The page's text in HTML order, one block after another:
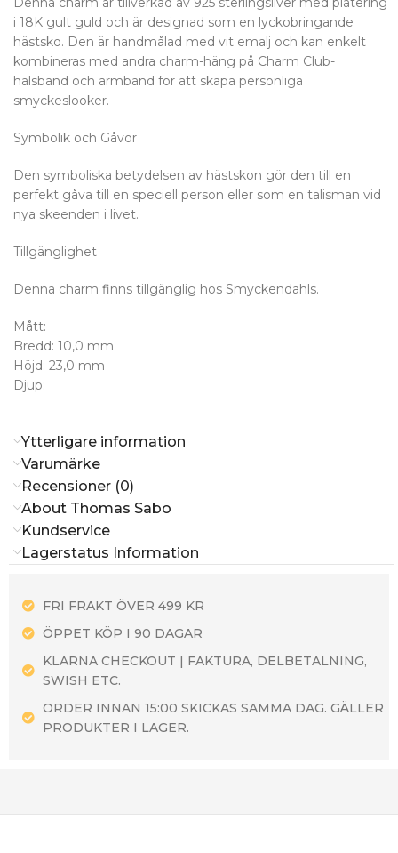
i 18K gult guld och är designad som en lyckobringande
hästsko. Den är handmålad med vit emalj och kan enkelt
kombineras med andra charm-häng på Charm Club-
halsband och armband för att skapa personliga
smyckeslooker.
Symbolik och Gåvor
Den symboliska betydelsen av hästskon gör den till en
perfekt gåva till en speciell person eller som en talisman vid
nya skeenden i livet.
Tillgänglighet
Denna charm finns tillgänglig hos Smyckendahls.
Mått:
Bredd: 10,0 mm
Höjd: 23,0 mm
Djup:
Ytterligare information
Varumärke
Recensioner (0)
About Thomas Sabo
Kundservice
Lagerstatus Information
FRI FRAKT ÖVER 499 KR
ÖPPET KÖP I 90 DAGAR
KLARNA CHECKOUT | FAKTURA, DELBETALNING,
SWISH ETC.
ORDER INNAN 15:00 SKICKAS SAMMA DAG. GÄLLER
PRODUKTER I LAGER.